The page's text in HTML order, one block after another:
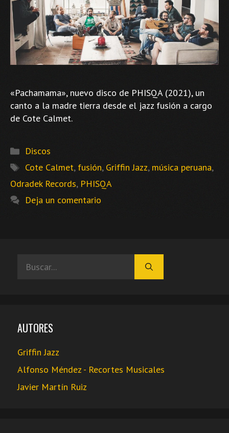
«Pachamama», nuevo disco de PHISQA (2021), un
canto a la madre tierra desde el jazz fusión a cargo
de Cote Calmet.
Categorías
Discos
Etiquetas
Cote Calmet, fusión, Griffin Jazz, música peruana,
Odradek Records, PHISQA
Deja un comentario
AUTORES
Griffin Jazz
Alfonso Méndez - Recortes Musicales
Javier Martín Ruiz